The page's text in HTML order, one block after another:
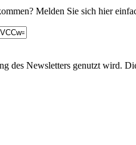
Melden Sie sich hier
des Newsletters genutzt wird.